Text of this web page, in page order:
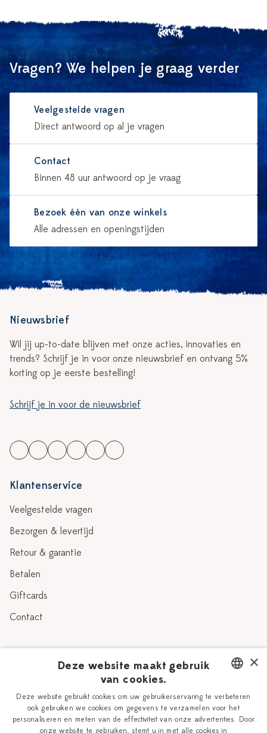
Vragen? We helpen je graag verder
Veelgestelde vragen
Direct antwoord op al je vragen
Contact
Binnen 48 uur antwoord op je vraag
Bezoek één van onze winkels
Alle adressen en openingstijden
Nieuwsbrief
Wil jij up-to-date blijven met onze acties, innovaties en
trends? Schrijf je in voor onze nieuwsbrief en ontvang 5%
korting op je eerste bestelling!
Schrijf je in voor de nieuwsbrief
Klantenservice
Veelgestelde vragen
Bezorgen & levertijd
Retour & garantie
Betalen
Giftcards
Contact
Verhaal
Onze plateelschilders
Delfts Blauw
Workshops
Vacatures
DUTCH
ENGLISH
×
Deze website maakt gebruik
van cookies.
Deze website gebruikt cookies om uw gebruikerservaring te verbeteren
ook gebruiken we cookies om gegevens te verzamelen voor het
personaliseren en meten van de effectiviteit van onze advertenties. Door
onze website te gebruiken, stemt u in met alle cookies in